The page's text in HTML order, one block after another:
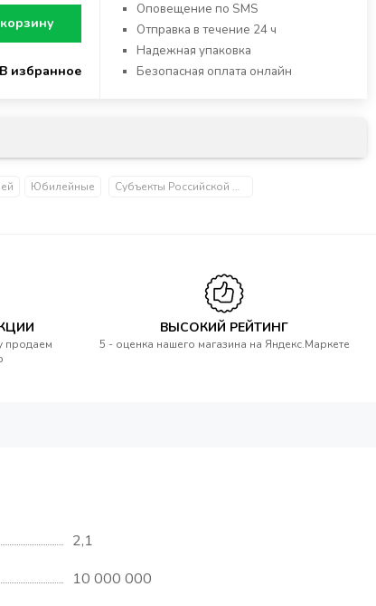
Оповещение по SMS
Отправка в течение 24 ч
Надежная упаковка
Безопасная оплата онлайн
Юбилейные Субъекты Российской Федерации
продаем
ВЫСОКИЙ РЕЙТИНГ
5 - оценка нашего магазина на Яндекс.Маркете
2,1
10 000 000